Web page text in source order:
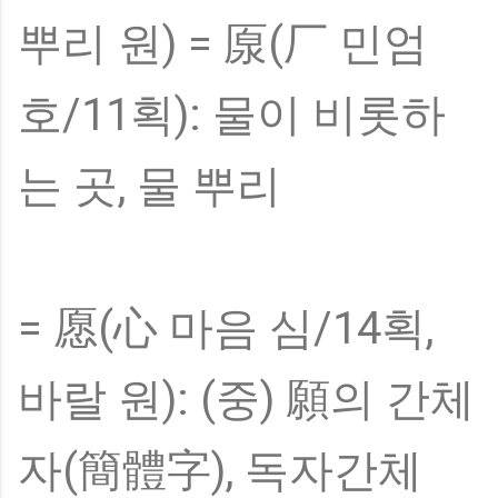
뿌리 원) = 厡(厂 민엄
호/11획): 물이 비롯하
는 곳, 물 뿌리
= 愿(心 마음 심/14획,
바랄 원): (중) 願의 간체
자(簡體字), 독자간체